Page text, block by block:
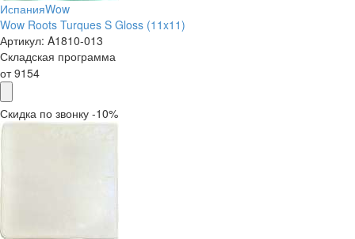
ИспанияWow
Wow Roots Turques S Gloss (11x11)
Артикул: A1810-013
Складская программа
от9154
Скидка по звонку -10%